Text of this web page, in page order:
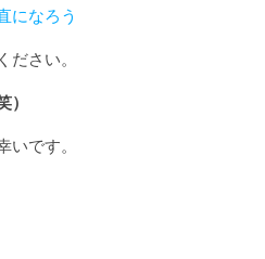
になろう
さい。
です。